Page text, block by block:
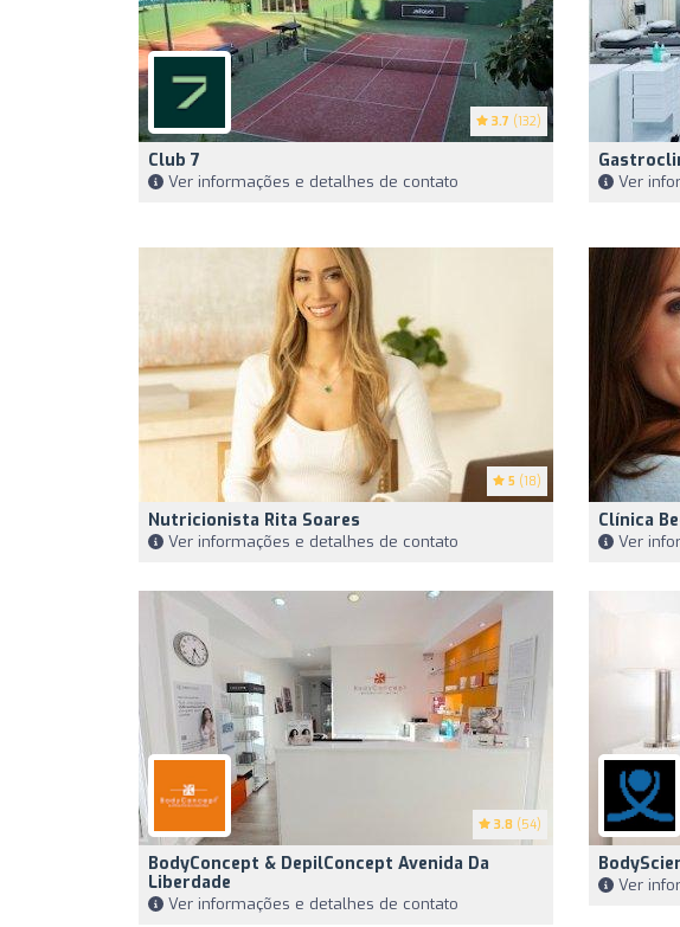
3.7 (132)
Club 7
Ver informações e detalhes de contato Ver
5 (18)
Nutricionista Rita Soares
Ver informações e detalhes de contato
Clínica
Ver
3.8 (54)
BodyConcept & DepilConcept Avenida Da
Liberdade
Ver informações e detalhes de contato
Ver